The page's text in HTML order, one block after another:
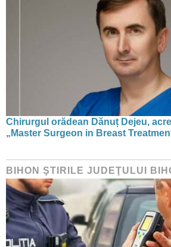
Chirurgul orădean Dănuț Dejeu,
„Master Surgeon in Breast
BIHON ŞTIRILE JUDEŢULUI